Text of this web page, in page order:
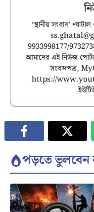
‘স্থানীয় সংবাদ’
9933998177/
আমাদের এই নিউজ
সংবাদপত্র,
https://
পড়তে ভুলবেন